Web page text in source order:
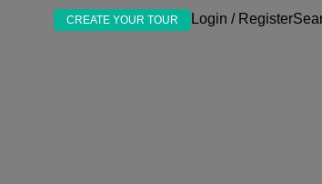
CREATE YOUR TOUR Login / Register